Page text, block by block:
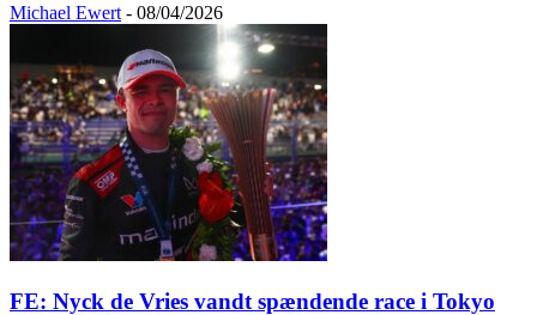
Michael Ewert - 08/04/2026
FE: Nyck de Vries vandt spændende race i Tokyo